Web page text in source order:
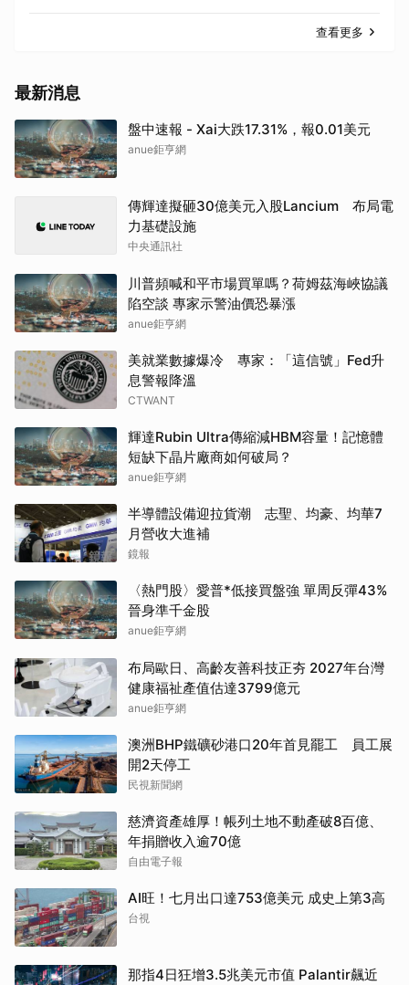
查看更多
最新消息
盤中速報 - Xai大跌17.31%，報0.01美元
anue鉅亨網
傳輝達擬砸30億美元入股Lancium 布局電
力基礎設施
中央通訊社
川普頻喊和平市場買單嗎？荷姆茲海峽協議
陷空談 專家示警油價恐暴漲
anue鉅亨網
美就業數據爆冷 專家：「這信號」Fed升
息警報降溫
CTWANT
輝達Rubin Ultra傳縮減HBM容量！記憶體
短缺下晶片廠商如何破局？
anue鉅亨網
半導體設備迎拉貨潮 志聖、均豪、均華7
月營收大進補
鏡報
〈熱門股〉愛普*低接買盤強 單周反彈43%
晉身準千金股
anue鉅亨網
布局歐日、高齡友善科技正夯 2027年台灣
健康福祉產值估達3799億元
anue鉅亨網
澳洲BHP鐵礦砂港口20年首見罷工 員工展
開2天停工
民視新聞網
慈濟資產雄厚！帳列土地不動產破8百億、
年捐贈收入逾70億
自由電子報
AI旺！七月出口達753億美元 成史上第3高
台視
那指4日狂增3.5兆美元市值 Palantir飆近